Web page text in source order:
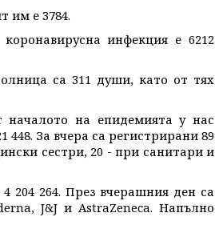
им е 3784.
инфекция е 6212
са 311 души, като от тях
на епидемията у нас
За вчера са регистрирани 89
сестри, 20 - при санитари и
204 264. През вчерашния ден са
J&J и AstraZeneca. Напълно